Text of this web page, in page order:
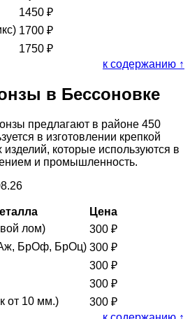
1450 ₽
1700 ₽
1750 ₽
к содержанию ↑
в Бессоновке
предлагают в районе 450
в изготовлении крепкой
изделий, которые используются в
и промышленность.
Цена
лом)
300 ₽
БрОф, БрОц) 300 ₽
300 ₽
300 ₽
от 10 мм.)
300 ₽